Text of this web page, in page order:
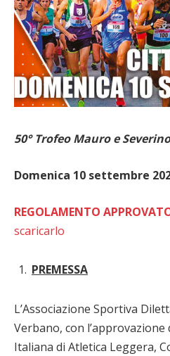
50° Trofeo Mauro e
Domenica 10 settembre
REGOLAMENTO
scaricarlo
PREMESSA
L’Associazione Sportiva
Verbano, con l’approvazione
Italiana di Atletica Leggera,